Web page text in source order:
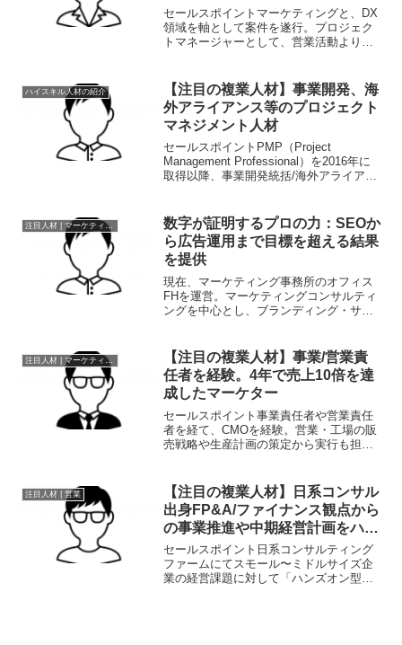
ケティングやDX推進のスペシャ
リスト
セールスポイントマーケティングと、DX
領域を軸として案件を遂行。プロジェク
トマネージャーとして、営業活動よりク
3,000万円(6ヶ月)の案件を受注。■マーケ
テ...
ハイスキル人材の紹介
【注目の複業人材】事業開発、海
外アライアンス等のプロジェクト
マネジメント人材
セールスポイントPMP（Project
Management Professional）を2016年に
取得以降、事業開発統括/海外アライアン
くれそうな人や団体を探すこ...
注目人材 | マーケティング
数字が証明するプロの力：SEOか
ら広告運用まで目標を超える結果
を提供
現在、マーケティング事務所のオフィス
FHを運営。マーケティングコンサルティ
ングを中心とし、ブランディング・サイ
種にわたりマーケティング戦略立案・運
用に従事。業界...
注目人材 | マーケティング
【注目の複業人材】事業/営業責
任者を経験。4年で売上10倍を達
成したマーケター
セールスポイント事業責任者や営業責任
者を経て、CMOを経験。営業・工場の販
売戦略や生産計画の策定から実行も担当
●2014年大手家電メーカーにて企画業務
を実施。工場におけるも...
注目人材 | 営業
【注目の複業人材】日系コンサル
出身FP&A/ファイナンス観点から
の事業推進や中期経営計画をハン
ズオンにてサポート
セールスポイント日系コンサルティング
ファームにてスモール〜ミドルサイズ企
業の経営課題に対して「ハンズオン型」